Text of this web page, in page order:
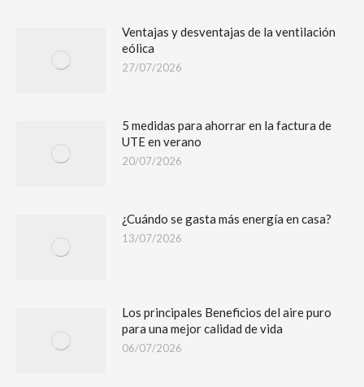
Ventajas y desventajas de la ventilación
eólica
27/07/2026
5 medidas para ahorrar en la factura de
UTE en verano
20/07/2026
¿Cuándo se gasta más energía en casa?
13/07/2026
Los principales Beneficios del aire puro
para una mejor calidad de vida
06/07/2026